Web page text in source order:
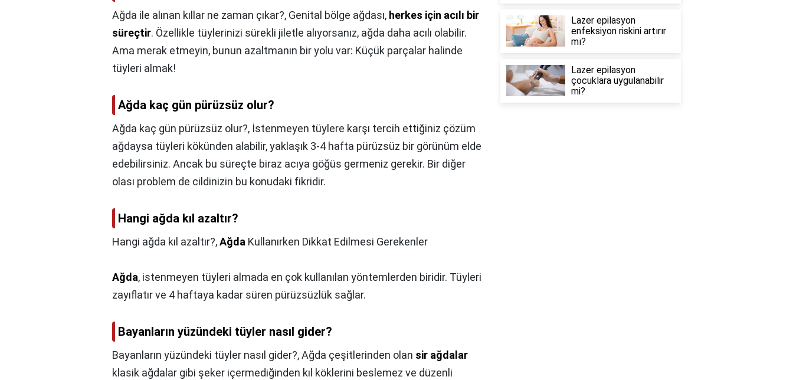
Ağda ile alınan kıllar ne zaman çıkar?, Genital bölge ağdası, herkes için acılı bir
süreçtir. Özellikle tüylerinizi sürekli jiletle alıyorsanız, ağda daha acılı olabilir.
Ama merak etmeyin, bunun azaltmanın bir yolu var: Küçük parçalar halinde
tüyleri almak!
Ağda kaç gün pürüzsüz olur?
Ağda kaç gün pürüzsüz olur?, İstenmeyen tüylere karşı tercih ettiğiniz çözüm
ağdaysa tüyleri kökünden alabilir, yaklaşık 3-4 hafta pürüzsüz bir görünüm elde
edebilirsiniz. Ancak bu süreçte biraz acıya göğüs germeniz gerekir. Bir diğer
olası problem de cildinizin bu konudaki fikridir.
Hangi ağda kıl azaltır?
Hangi ağda kıl azaltır?,Ağda Kullanırken Dikkat Edilmesi Gerekenler
Ağda, istenmeyen tüyleri almada en çok kullanılan yöntemlerden biridir. Tüyleri
zayıflatır ve 4 haftaya kadar süren pürüzsüzlük sağlar.
Bayanların yüzündeki tüyler nasıl gider?
Bayanların yüzündeki tüyler nasıl gider?,Ağda çeşitlerinden olan sir ağdalar
klasik ağdalar gibi şeker içermediğinden kıl köklerini beslemez ve düzenli
Lazer epilasyon
enfeksiyon riskini artırır
mı?
Lazer epilasyon
çocuklara uygulanabilir
mi?